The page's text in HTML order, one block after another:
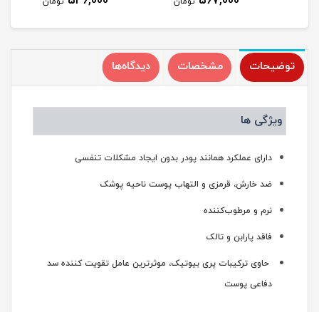
توضیحات مشخصات دیدگاه‌ها
ویژگی ها
دارای عملکرد همانند پودر بدون ایجاد مشکلات تنفسی
ضد خارش، قرمزی و التهاب پوست ناحیه پوشک
نرم و مرطوب‌کننده
فاقد پارابن و تالک
حاوی ترکیبات پری بیوتیک، موثرترین عامل تقویت کننده سد
دفاعی پوست